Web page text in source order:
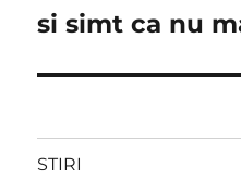
si simt ca nu
STIRI